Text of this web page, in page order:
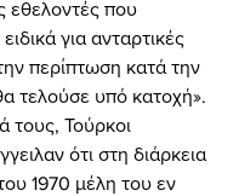
εθελοντές που
για ανταρτικές
περίπτωση κατά την
τελούσε υπό κατοχή».
τους, Τούρκοι
ότι στη διάρκεια
1970 μέλη του εν